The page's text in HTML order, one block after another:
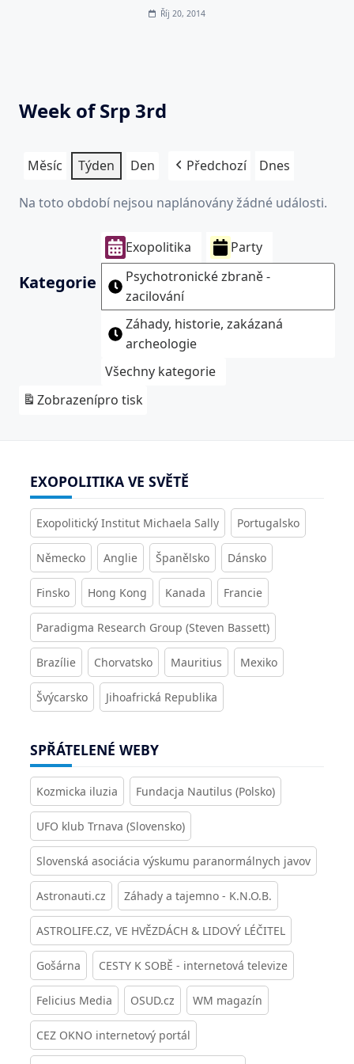
Říj 20, 2014
Week of Srp 3rd
Měsíc Týden Den Předchozí Dnes
Na toto období nejsou naplánovány žádné události.
Kategorie
Exopolitika
Party
Psychotronické zbraně -
zacilování
Záhady, historie, zakázaná
archeologie
Všechny kategorie
Zobrazenípro tisk
EXOPOLITIKA VE SVĚTĚ
Exopolitický Institut Michaela Sally Portugalsko
Německo Anglie Španělsko Dánsko
Finsko Hong Kong Kanada Francie
Paradigma Research Group (Steven Bassett)
Brazílie Chorvatsko Mauritius Mexiko
Švýcarsko Jihoafrická Republika
SPŘÁTELENÉ WEBY
Kozmicka iluzia Fundacja Nautilus (Polsko)
UFO klub Trnava (Slovensko)
Slovenská asociácia výskumu paranormálnych javov
Astronauti.cz Záhady a tajemno - K.N.O.B.
ASTROLIFE.CZ, VE HVĚZDÁCH & LIDOVÝ LÉČITEL
Gošárna CESTY K SOBĚ - internetová televize
Felicius Media OSUD.cz WM magazín
CEZ OKNO internetový portál